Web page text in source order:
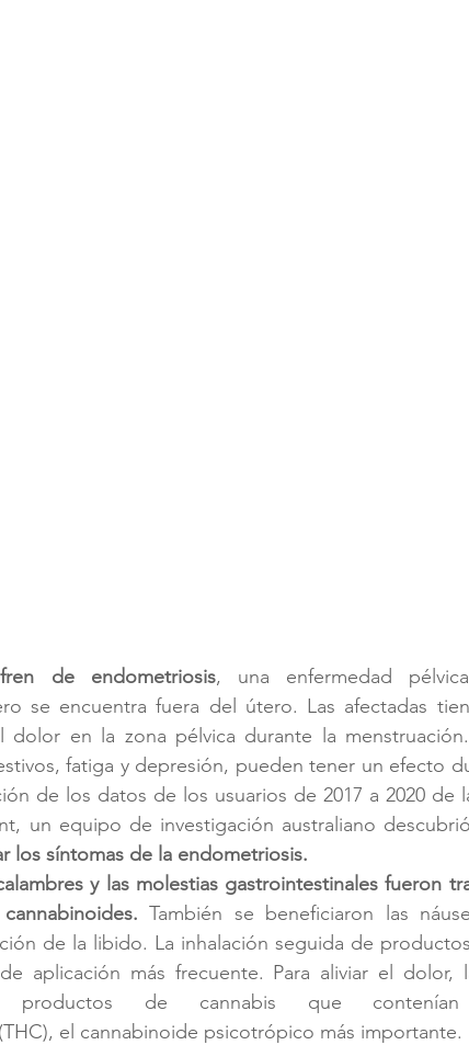
de endometriosis, una enfermedad
se encuentra fuera del útero. Las afectadas
dolor en la zona pélvica durante la
fatiga y depresión, pueden tener un efecto
de los datos de los usuarios de 2017 a 2020 de
un equipo de investigación australiano
los síntomas de la endometriosis.
y las molestias gastrointestinales fueron
También se beneficiaron las
de la libido. La inhalación seguida de
aplicación más frecuente. Para aliviar el dolor,
productos de cannabis que contenían
el cannabinoide psicotrópico más importante.